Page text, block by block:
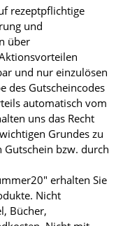
rezeptpflichtige
und
über
und nur einzulösen
des Gutscheincodes
automatisch vom
uns das Recht
Grundes zu
bzw. durch
erhalten Sie
Nicht
Bücher,